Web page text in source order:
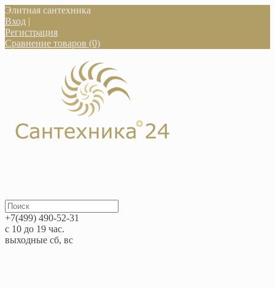
Элитная сантехника
Вход |
Регистрация
Сравнение товаров (0)
+7(499) 490-52-31
с 10 до 19 час.
выходные сб, вс